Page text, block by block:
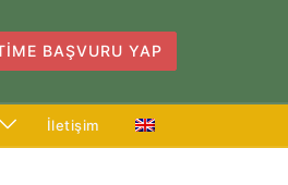
BAŞVURU YAP
İletişim